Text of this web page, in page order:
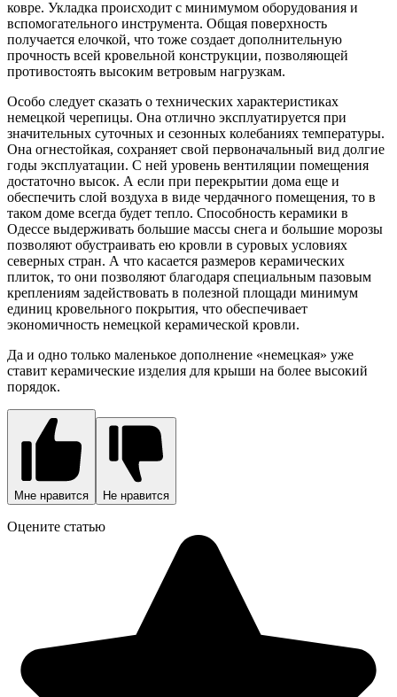
ковре. Укладка происходит с минимумом оборудования и
вспомогательного инструмента. Общая поверхность
получается елочкой, что тоже создает дополнительную
прочность всей кровельной конструкции, позволяющей
противостоять высоким ветровым нагрузкам.
Особо следует сказать о технических характеристиках
немецкой черепицы. Она отлично эксплуатируется при
значительных суточных и сезонных колебаниях температуры.
Она огнестойкая, сохраняет свой первоначальный вид долгие
годы эксплуатации. С ней уровень вентиляции помещения
достаточно высок. А если при перекрытии дома еще и
обеспечить слой воздуха в виде чердачного помещения, то в
таком доме всегда будет тепло. Способность керамики в
Одессе выдерживать большие массы снега и большие морозы
позволяют обустраивать ею кровли в суровых условиях
северных стран. А что касается размеров керамических
плиток, то они позволяют благодаря специальным пазовым
креплениям задействовать в полезной площади минимум
единиц кровельного покрытия, что обеспечивает
экономичность немецкой керамической кровли.
Да и одно только маленькое дополнение «немецкая» уже
ставит керамические изделия для крыши на более высокий
порядок.
Мне нравится Не нравится
Оцените статью